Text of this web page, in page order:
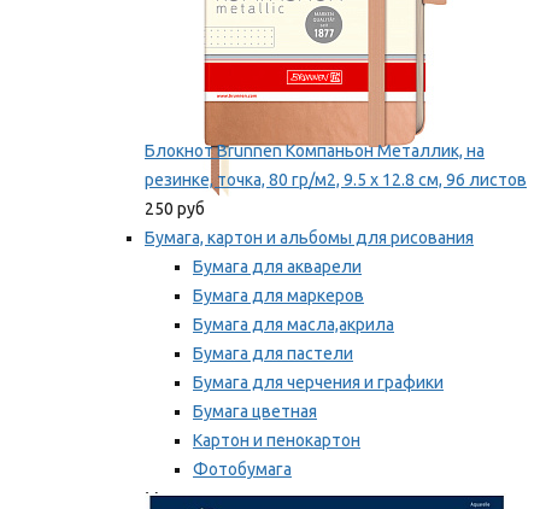
Блокнот Brunnen Компаньон Металлик, на
резинке, точка, 80 гр/м2, 9.5 х 12.8 см, 96 листов
250 руб
Бумага, картон и альбомы для рисования
Бумага для акварели
Бумага для маркеров
Бумага для масла,акрила
Бумага для пастели
Бумага для черчения и графики
Бумага цветная
Картон и пенокартон
Фотобумага
Мы рекомендуем